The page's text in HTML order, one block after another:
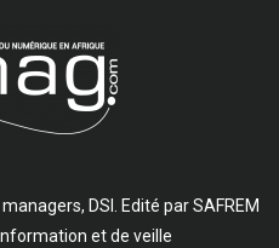
DSI. Edité par SAFREM
et de veille